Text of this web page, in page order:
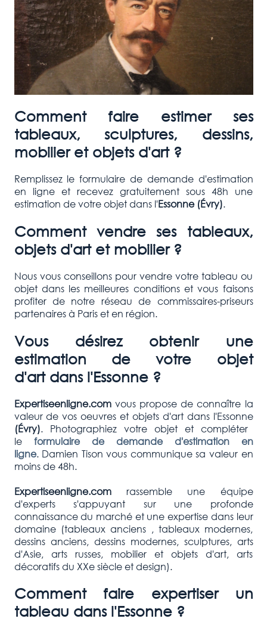
Comment faire estimer ses
tableaux, sculptures, dessins,
mobilier et objets d'art ?
Remplissez le formulaire de demande d'estimation
en ligne et recevez gratuitement sous 48h une
estimation de votre objet dans l'Essonne (Évry).
Comment vendre ses tableaux,
objets d'art et mobilier ?
Nous vous conseillons pour vendre votre tableau ou
objet dans les meilleures conditions et vous faisons
profiter de notre réseau de commissaires-priseurs
partenaires à Paris et en région.
Vous désirez obtenir une
estimation de votre objet
d'art dans l'Essonne ?
Expertiseenligne.comvous propose de connaître la
valeur de vos oeuvres et objets d'art dans l'Essonne
(Évry). Photographiez votre objet et compléter
le formulaire de demande d'estimation en
ligne. Damien Tison vous communique sa valeur en
moins de 48h.
Expertiseenligne.comrassemble une équipe
d'experts s'appuyant sur une profonde
connaissance du marché et une expertise dans leur
domaine (tableaux anciens , tableaux modernes,
dessins anciens, dessins modernes, sculptures, arts
d'Asie, arts russes, mobilier et objets d'art, arts
décoratifs du XXe siècle et design).
Comment faire expertiser un
tableau dans l'Essonne ?